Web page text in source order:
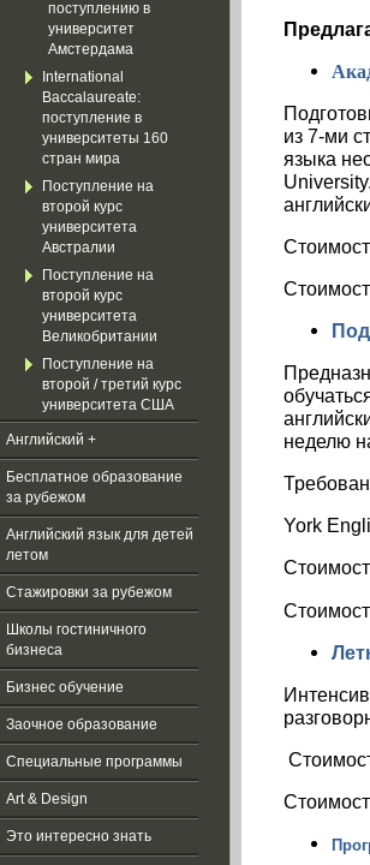
поступлению в
университет
Амстердама
International
Baccalaureate:
поступление в
университеты 160
стран мира
Поступление на
второй курс
университета
Австралии
Поступление на
второй курс
университета
Великобритании
Поступление на
второй / третий курс
университета США
Английский +
Бесплатное образование
за рубежом
Aнглийский язык для детей
летом
Стажировки за рубежом
Школы гостиничного
бизнеса
Бизнес обучение
Заочное образование
Специальные программы
Art & Design
Это интересно знать
из 7-ми
языка
неделю
York